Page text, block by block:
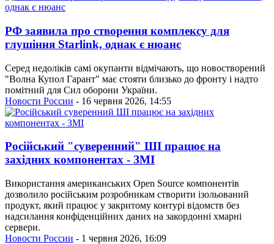
РФ заявила про створення комплексу для
глушіння Starlink, однак є нюанс
Серед недоліків самі окупанти відмічають, що новостворений
"Волна Купол Гарант" має стояти близько до фронту і надто
помітний для Сил оборони України.
Новости России - 16 червня 2026, 14:55
Російський "суверенний" ШІ працює на
західних компонентах - ЗМІ
Використання американських Open Source компонентів
дозволило російським розробникам створити ізольований
продукт, який працює у закритому контурі відомств без
надсилання конфіденційних даних на закордонні хмарні
сервери.
Новости России - 1 червня 2026, 16:09